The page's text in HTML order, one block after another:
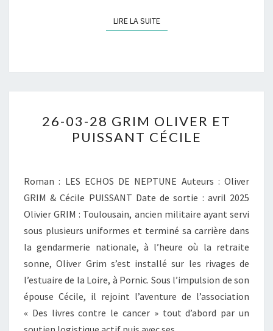
LIRE LA SUITELIRE LA SUITE
03-
28
26-03-28 GRIM OLIVER ET
PUISSANT CÉCILE
Roman : LES ECHOS DE NEPTUNE Auteurs : Oliver
GRIM & Cécile PUISSANT Date de sortie : avril 2025
Olivier GRIM : Toulousain, ancien militaire ayant servi
sous plusieurs uniformes et terminé sa carrière dans
la gendarmerie nationale, à l’heure où la retraite
sonne, Oliver Grim s’est installé sur les rivages de
l’estuaire de la Loire, à Pornic. Sous l’impulsion de son
épouse Cécile, il rejoint l’aventure de l’association
« Des livres contre le cancer » tout d’abord par un